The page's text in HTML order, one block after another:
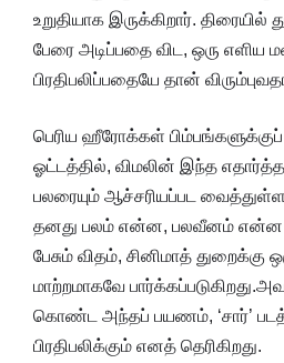
உறுதியாக இருக்கிறார். திரையில்
பேரை அடிப்பதை விட, ஒரு எளிய
பிரதிபலிப்பதையே தான்
பெரிய ஹீரோக்கள்
ஓட்டத்தில், விமலின் இந்த
பலரையும் ஆச்சரியப்பட
தனது பலம் என்ன, பலவீனம்
பேசும் விதம், சினிமாத்
மாற்றமாகவே
கொண்ட அந்தப் பயணம், ‘சார்’
பிரதிபலிக்கும் எனத் தெரிகிறது.